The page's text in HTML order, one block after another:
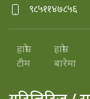
९८५११४७८५६
हाम्रो
टीम
हाम्रो
बारेमा